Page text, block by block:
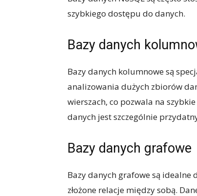
szybkiego dostępu do danych.
Bazy danych
Bazy danych kolumnowe są
analizowania dużych zbiorów
wierszach, co pozwala na
danych jest szczególnie
Bazy danych grafowe
Bazy danych grafowe są
złożone relacje między sobą.